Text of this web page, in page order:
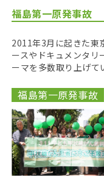
福島第一原発事故
2011年3月に起きた東
ースやドキュメンタリ
ーマを多数取り上げて
福島第一原発事故